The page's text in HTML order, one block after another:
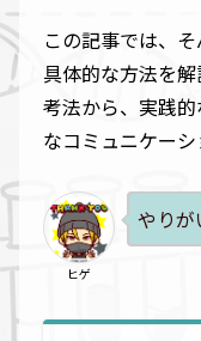
この記事では、
具体的な方法を
考法から、実践
なコミュニケーシ
ヒゲ
やりが